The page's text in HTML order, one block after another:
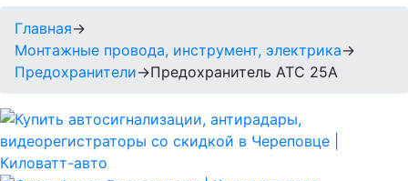
Главная→
Монтажные провода, инструмент, электрика→
Предохранители→Предохранитель ATC 25A